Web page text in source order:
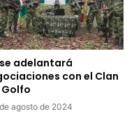
adelantará
con el Clan
agosto de 2024